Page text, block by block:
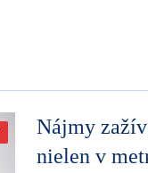
Nájmy
nielen v